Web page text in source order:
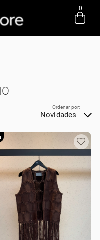
0
Novidades
Ordenar por: